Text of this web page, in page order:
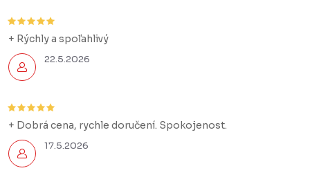
22.5.2026
+ Rýchly a spoľahlivý
17.5.2026
+ Dobrá cena, rychle doručení. Spokojenost.